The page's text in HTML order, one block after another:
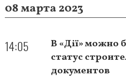
08 марта 2023
14:05
В «Дії» можно
статус
документов